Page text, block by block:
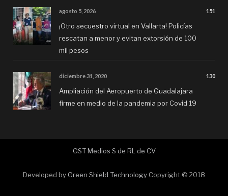
agosto 5, 2026 151
¡Otro secuestro virtual en Vallarta! Policías
rescatan a menor y evitan extorsión de 100
mil pesos
diciembre 31, 2020 130
Ampliación del Aeropuerto de Guadalajara
firme en medio de la pandemia por Covid 19
GST Medios S de RL de CV
Developed by Green Shield Technology Copyright © 2018